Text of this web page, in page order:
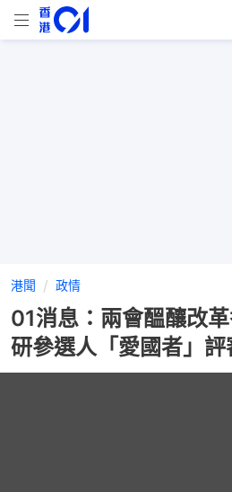
港聞 政情
01消息：兩會醞釀改
研參選人「愛國者」評